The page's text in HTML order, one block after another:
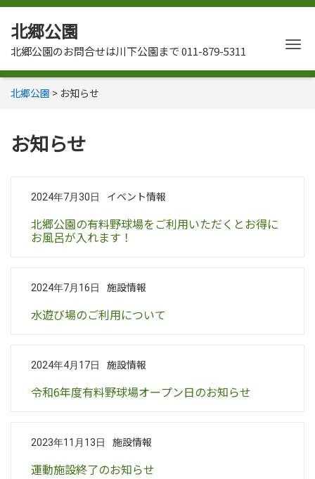
北郷公園
北郷公園のお問合せは川下公園まで011-879-5311
北郷公園 > お知らせ
お知らせ
2024年7月30日 イベント情報
北郷公園の有料野球場をご利用いただくとお得に
お風呂が入れます！
2024年7月16日 施設情報
水遊び場のご利用について
2024年4月17日 施設情報
令和6年度有料野球場オープン日のお知らせ
2023年11月13日 施設情報
運動施設終了のお知らせ